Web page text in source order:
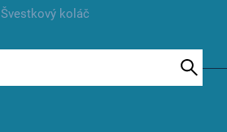
Švestkový koláč